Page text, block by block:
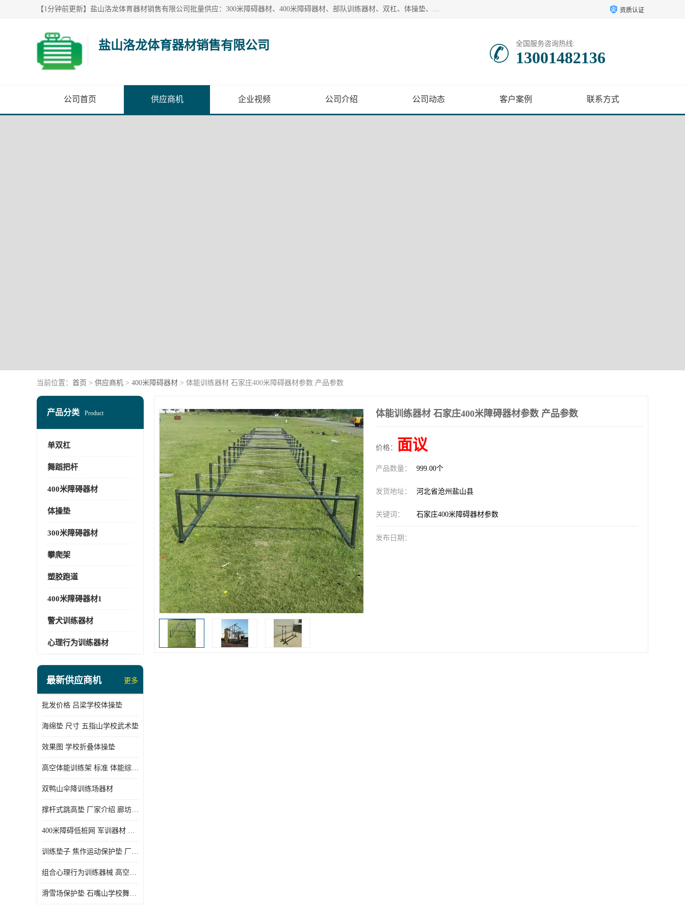
【1分钟前更新】盐山洛龙体育器材销售有限公司批量供应：300米障碍器材、400米障碍器材、部队训练器材、双杠、体操垫、舞蹈把杆等产品。盐山洛龙体育器材销售有限公司经过多年的发展，集研发，生产，销售，售后服务为一体. 奉行“质量，信誉，服务”的宗旨，以开拓创新的精神和真诚守信的态度积极进取。 资质认证
盐山洛龙体育器材销售有限公司 全国服务咨询热线:
13001482136
公司首页 供应商机 企业视频 公司介绍 公司动态 客户案例 联系方式
当前位置： 首页 > 供应商机 > 400米障碍器材 > 体能训练器材 石家庄400米障碍器材参数 产品参数
产品分类 Product
单双杠
舞蹈把杆
400米障碍器材
体操垫
300米障碍器材
攀爬架
塑胶跑道
400米障碍器材1
警犬训练器材
心理行为训练器材
最新供应商机 更多
批发价格 吕梁学校体操垫
海绵垫 尺寸 五指山学校武术垫
效果图 学校折叠体操垫
高空体能训练架 标准 体能综合训练架
双鸭山伞降训练场器材
撑杆式跳高垫 厂家介绍 廊坊舞蹈室体操垫
400米障碍低桩网 军训器材 厂家实物图
训练垫子 焦作运动保护垫 厂家销售
组合心理行为训练器械 高空拓展训练架 守信厂家
滑雪场保护垫 石嘴山学校舞蹈垫
体能训练器材 石家庄400米障碍器材参数 产品参数
价格： 面议
产品数量： 999.00个
发货地址： 河北省沧州盐山县
关键词： 石家庄400米障碍器材参数
发布日期：